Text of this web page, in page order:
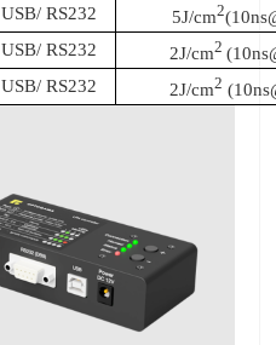
USB/ RS232 5J/cm2
USB/ RS232 2J/cm2
USB/ RS232 2J/cm2